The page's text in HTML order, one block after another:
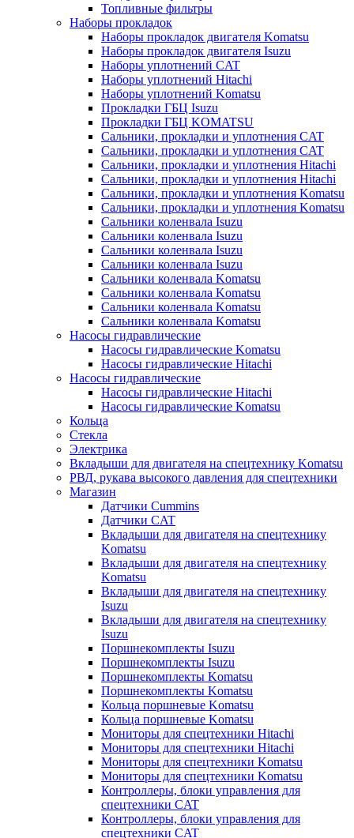
Топливные фильтры
Наборы прокладок
Наборы прокладок двигателя Komatsu
Наборы прокладок двигателя Isuzu
Наборы уплотнений CAT
Наборы уплотнений Hitachi
Наборы уплотнений Komatsu
Прокладки ГБЦ Isuzu
Прокладки ГБЦ KOMATSU
Сальники, прокладки и уплотнения CAT
Сальники, прокладки и уплотнения CAT
Сальники, прокладки и уплотнения Hitachi
Сальники, прокладки и уплотнения Hitachi
Сальники, прокладки и уплотнения Komatsu
Сальники, прокладки и уплотнения Komatsu
Сальники коленвала Isuzu
Сальники коленвала Isuzu
Сальники коленвала Isuzu
Сальники коленвала Isuzu
Сальники коленвала Komatsu
Сальники коленвала Komatsu
Сальники коленвала Komatsu
Сальники коленвала Komatsu
Насосы гидравлические
Насосы гидравлические Komatsu
Насосы гидравлические Hitachi
Насосы гидравлические
Насосы гидравлические Hitachi
Насосы гидравлические Komatsu
Кольца
Стекла
Электрика
Вкладыши для двигателя на спецтехнику Komatsu
РВД, рукава высокого давления для спецтехники
Магазин
Датчики Cummins
Датчики CAT
Вкладыши для двигателя на спецтехнику
Komatsu
Вкладыши для двигателя на спецтехнику
Komatsu
Вкладыши для двигателя на спецтехнику
Isuzu
Вкладыши для двигателя на спецтехнику
Isuzu
Поршнекомплекты Isuzu
Поршнекомплекты Isuzu
Поршнекомплекты Komatsu
Поршнекомплекты Komatsu
Кольца поршневые Komatsu
Кольца поршневые Komatsu
Мониторы для спецтехники Hitachi
Мониторы для спецтехники Hitachi
Мониторы для спецтехники Komatsu
Мониторы для спецтехники Komatsu
Контроллеры, блоки управления для
спецтехники CAT
Контроллеры, блоки управления для
спецтехники CAT